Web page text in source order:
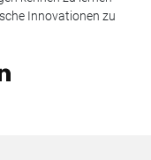
Innovationen zu